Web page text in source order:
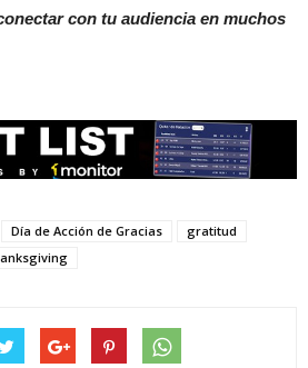
con tu audiencia en muchos
Día de Acción de Gracias
gratitud